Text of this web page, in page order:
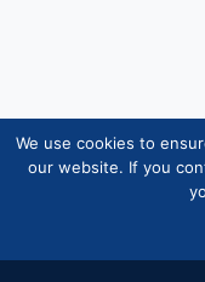
Copyright ©
We use cookies to
our website. If you